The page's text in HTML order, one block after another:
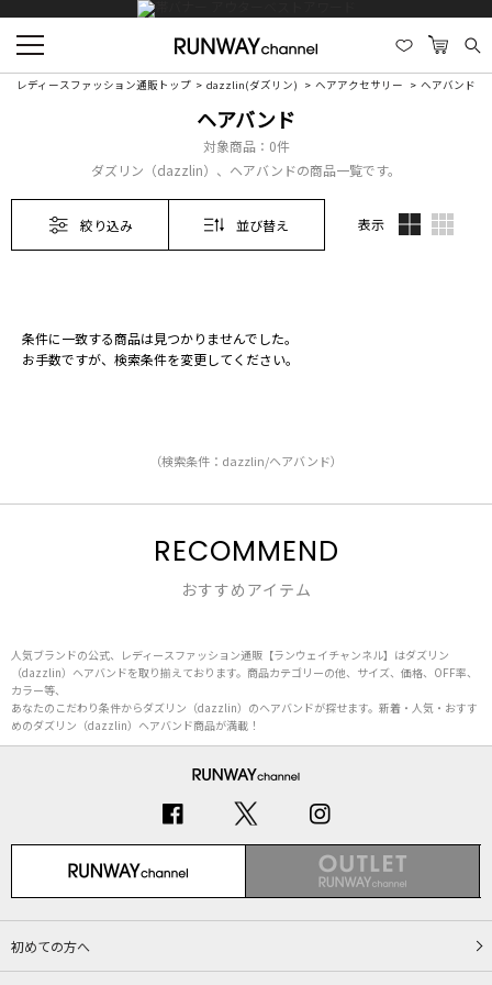
レディースファッション通販トップ dazzlin(ダズリン) ヘアアクセサリー ヘアバンド
ヘアバンド
対象商品： 0件
ダズリン（dazzlin）、ヘアバンドの商品一覧です。
絞り込み 並び替え 表示
条件に一致する商品は見つかりませんでした。
お手数ですが、検索条件を変更してください。
（検索条件：dazzlin/ヘアバンド）
RECOMMEND
おすすめアイテム
人気ブランドの公式、レディースファッション通販【ランウェイチャンネル】はダズリン
（dazzlin）ヘアバンドを取り揃えております。商品カテゴリーの他、サイズ、価格、OFF率、
カラー等、
あなたのこだわり条件からダズリン（dazzlin）のヘアバンドが探せます。新着・人気・おすす
めのダズリン（dazzlin）ヘアバンド商品が満載！
初めての方へ